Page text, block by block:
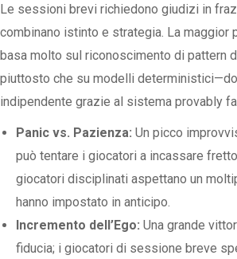
Le sessioni brevi richiedono giudizi in
combinano istinto e strategia. La maggior
basa molto sul riconoscimento di pattern
piuttosto che su modelli
indipendente grazie al sistema provably
Panic vs. Pazienza: Un picco
può tentare i giocatori a incassare
giocatori disciplinati aspettano un
hanno impostato in anticipo.
Incremento dell’Ego: Una grande
fiducia; i giocatori di sessione breve